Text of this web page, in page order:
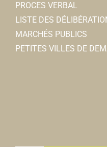
PROCES VERBAL
LISTE DES
MARCHÉS PUBLICS
PETITES VILLES DE